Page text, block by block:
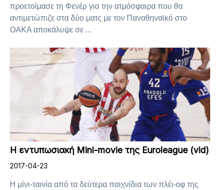
προετοίμασε τη Φενέρ για την ατμόσφαιρα που θα
αντιμετώπιζε στα δύο ματς με τον Παναθηναϊκό στο
ΟΑΚΑ αποκάλυψε σε ...
H εντυπωσιακή Mini-movie της Euroleague (vid)
2017-04-23
Η μίνι-ταινία από τα δεύτερα παιχνίδια των πλέι-οφ της